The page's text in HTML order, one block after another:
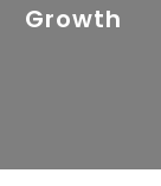
Growth